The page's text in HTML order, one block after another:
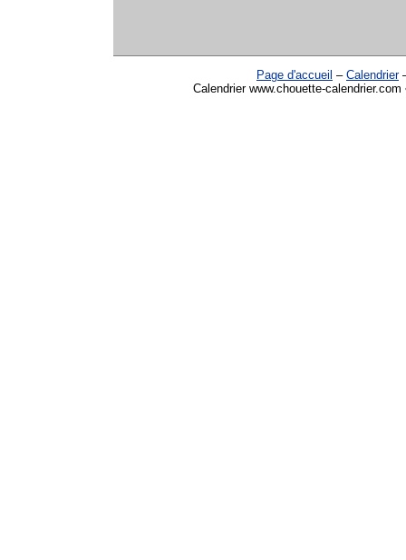
Page d'accueil – Calendrier
Calendrier www.chouette-